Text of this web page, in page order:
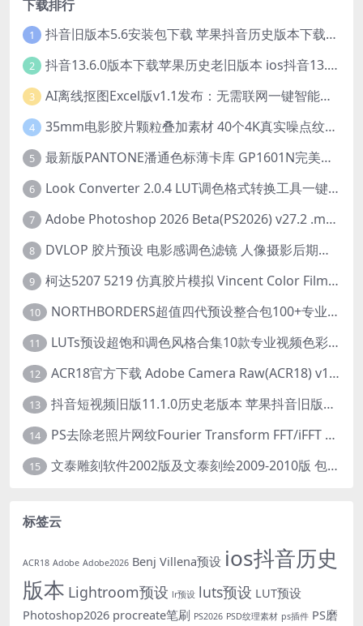
下载排行
1 抖音旧版本5.6安装包下载 苹果抖音历史版本下载安装 ios抖音老旧版本大全 抖音5.6.0历史官方版安装下载
2 抖音13.6.0版本下载苹果历史老旧版本 ios抖音13.6旧版本安装包
3 AI离线抠图Excel版v1.1发布：无需联网一键智能去除背景
4 35mm电影胶片颗粒叠加素材 40个4K真实噪点纹理 20动态+20静态视频剪辑特效包
5 最新版PANTONE潘通色标薄卡库 GP1601N完美兼容Adobe Illustrator免费下载
6 Look Converter 2.0.4 LUT调色格式转换工具一键转换LR预设【附教程】
7 Adobe Photoshop 2026 Beta(PS2026) v27.2 .m3292 AI 中文绿色免安装版
8 DVLOP 胶片预设 电影感调色滤镜 人像摄影后期处理 婚礼跟拍风格 柯达胶片模拟效果+配置文件 PS/LR JOSE VILLA – For the Love of Film – Kodak Presets
9 柯达5207 5219 仿真胶片模拟 Vincent Color Film PowerGrade 下载 LUT预设怀旧外观色彩分级达芬奇调色节
10 NORTHBORDERS超值四代预设整合包100+专业Lightroom预设含教程与RAW样片 MEGA PACK
11 LUTs预设超饱和调色风格合集10款专业视频色彩视频剪辑预设Motion Array – Super Saturated LUTs Pack
12 ACR18官方下载 Adobe Camera Raw(ACR18) v18.1.1 for Mac 中文最新免费正式版 下载
13 抖音短视频旧版11.1.0历史老版本 苹果抖音旧版本ios恢复抖音旧版本11.1安装包
14 PS去除老照片网纹Fourier Transform FFT/iFFT 滤镜-32/64位
15 文泰雕刻软件2002版及文泰刻绘2009-2010版 包含教程(支持Win7~Win10 64位)
标签云
ACR18 Adobe Adobe2026 Benj Villena预设 ios抖音历史
版本 Lightroom预设 lr预设 luts预设 LUT预设
Photoshop2026 procreate笔刷 PS2026 PSD纹理素材 ps插件 PS磨